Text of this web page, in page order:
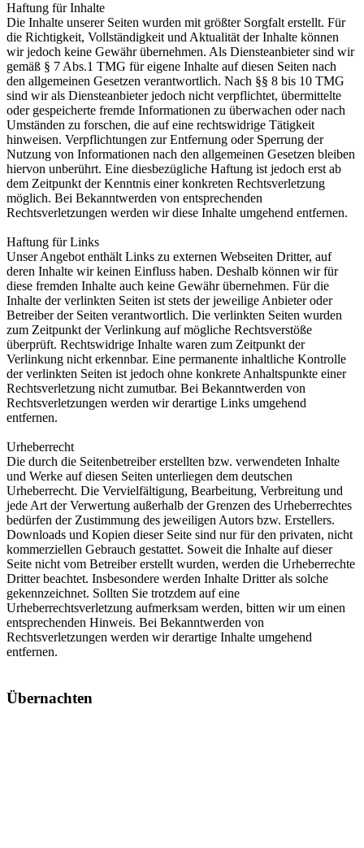
Haftung für Inhalte
Die Inhalte unserer Seiten wurden mit größter Sorgfalt erstellt. Für
die Richtigkeit, Vollständigkeit und Aktualität der Inhalte können
wir jedoch keine Gewähr übernehmen. Als Diensteanbieter sind wir
gemäß § 7 Abs.1 TMG für eigene Inhalte auf diesen Seiten nach
den allgemeinen Gesetzen verantwortlich. Nach §§ 8 bis 10 TMG
sind wir als Diensteanbieter jedoch nicht verpflichtet, übermittelte
oder gespeicherte fremde Informationen zu überwachen oder nach
Umständen zu forschen, die auf eine rechtswidrige Tätigkeit
hinweisen. Verpflichtungen zur Entfernung oder Sperrung der
Nutzung von Informationen nach den allgemeinen Gesetzen bleiben
hiervon unberührt. Eine diesbezügliche Haftung ist jedoch erst ab
dem Zeitpunkt der Kenntnis einer konkreten Rechtsverletzung
möglich. Bei Bekanntwerden von entsprechenden
Rechtsverletzungen werden wir diese Inhalte umgehend entfernen.
Haftung für Links
Unser Angebot enthält Links zu externen Webseiten Dritter, auf
deren Inhalte wir keinen Einfluss haben. Deshalb können wir für
diese fremden Inhalte auch keine Gewähr übernehmen. Für die
Inhalte der verlinkten Seiten ist stets der jeweilige Anbieter oder
Betreiber der Seiten verantwortlich. Die verlinkten Seiten wurden
zum Zeitpunkt der Verlinkung auf mögliche Rechtsverstöße
überprüft. Rechtswidrige Inhalte waren zum Zeitpunkt der
Verlinkung nicht erkennbar. Eine permanente inhaltliche Kontrolle
der verlinkten Seiten ist jedoch ohne konkrete Anhaltspunkte einer
Rechtsverletzung nicht zumutbar. Bei Bekanntwerden von
Rechtsverletzungen werden wir derartige Links umgehend
entfernen.
Urheberrecht
Die durch die Seitenbetreiber erstellten bzw. verwendeten Inhalte
und Werke auf diesen Seiten unterliegen dem deutschen
Urheberrecht. Die Vervielfältigung, Bearbeitung, Verbreitung und
jede Art der Verwertung außerhalb der Grenzen des Urheberrechtes
bedürfen der Zustimmung des jeweiligen Autors bzw. Erstellers.
Downloads und Kopien dieser Seite sind nur für den privaten, nicht
kommerziellen Gebrauch gestattet. Soweit die Inhalte auf dieser
Seite nicht vom Betreiber erstellt wurden, werden die Urheberrechte
Dritter beachtet. Insbesondere werden Inhalte Dritter als solche
gekennzeichnet. Sollten Sie trotzdem auf eine
Urheberrechtsverletzung aufmerksam werden, bitten wir um einen
entsprechenden Hinweis. Bei Bekanntwerden von
Rechtsverletzungen werden wir derartige Inhalte umgehend
entfernen.
Übernachten